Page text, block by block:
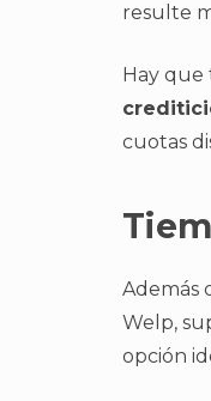
resulte
Hay que
cuotas
Además
Welp,
opción